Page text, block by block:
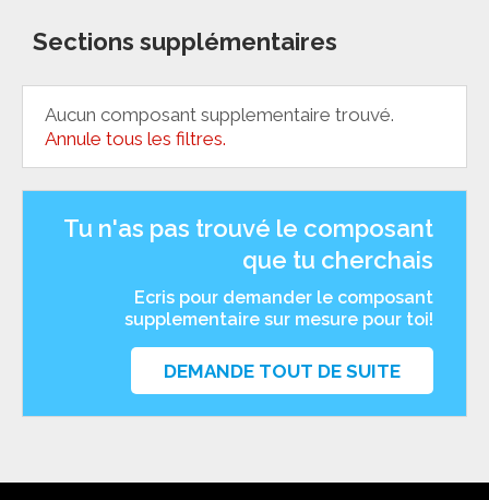
Sections supplémentaires
Aucun composant supplementaire trouvé.
Annule tous les filtres.
Tu n'as pas trouvé le composant
que tu cherchais
Ecris pour demander le composant
supplementaire sur mesure pour toi!
DEMANDE TOUT DE SUITE